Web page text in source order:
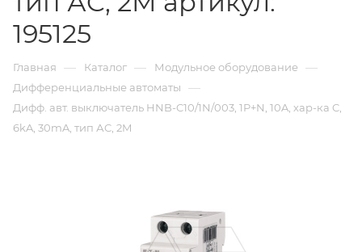
195125
Главная — Каталог — Модульное оборудование —
Дифференциальные автоматы —
Дифф. авт. выключатель HNB-C10/1N/003, 1P+N, 10A, хар-ка C,
6kA, 30mA, тип АC, 2M